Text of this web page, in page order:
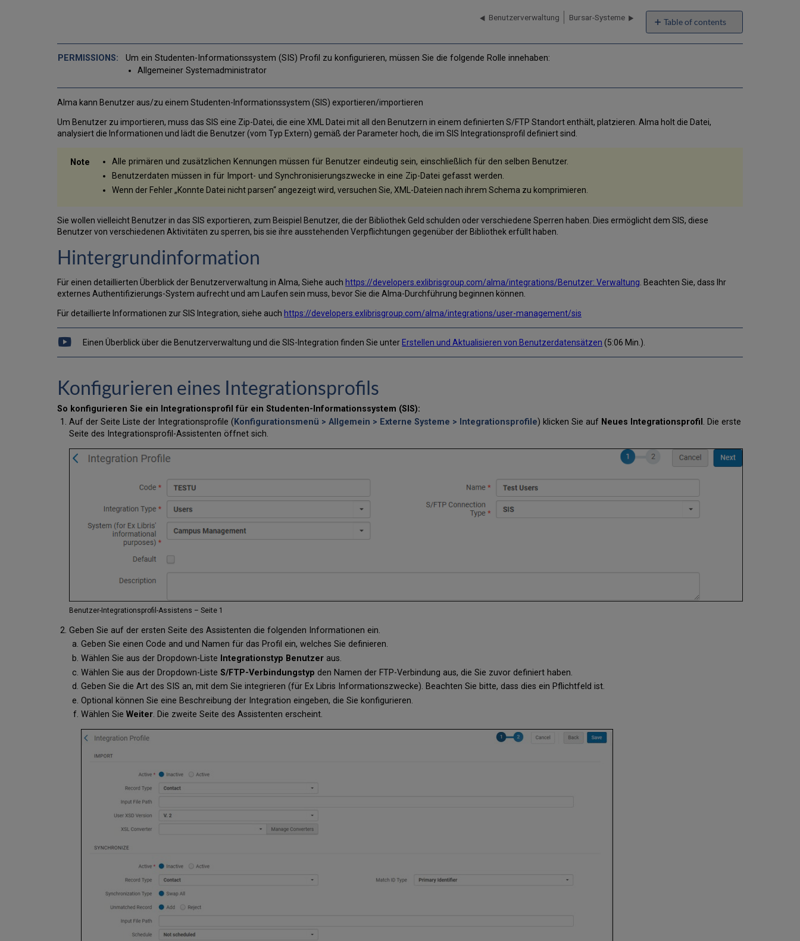
Table of contents
Um
Import/Export
Benutzerverwaltung Bursar-Systeme
Um ein Studenten-Informationssystem (SIS) Profil zu konfigurieren, müssen Sie die folgende Rolle innehaben:
Allgemeiner Systemadministrator
Alma kann Benutzer aus/zu einem Studenten-Informationssystem (SIS) exportieren/importieren
Um Benutzer zu importieren, muss das SIS eine Zip-Datei, die eine XML Datei mit all den Benutzern in einem definierten S/FTP Standort enthält, platzieren. Alma holt die Datei,
analysiert die Informationen und lädt die Benutzer (vom Typ Extern) gemäß der Parameter hoch, die im SIS Integrationsprofil definiert sind.
Alle primären und zusätzlichen Kennungen müssen für Benutzer eindeutig sein, einschließlich für den selben Benutzer.
Benutzerdaten müssen in für Import- und Synchronisierungszwecke in eine Zip-Datei gefasst werden.
Wenn der Fehler „Konnte Datei nicht parsen“ angezeigt wird, versuchen Sie, XML-Dateien nach ihrem Schema zu komprimieren.
Sie wollen vielleicht Benutzer in das SIS exportieren, zum Beispiel Benutzer, die der Bibliothek Geld schulden oder verschiedene Sperren haben. Dies ermöglicht dem SIS, diese
Benutzer von verschiedenen Aktivitäten zu sperren, bis sie ihre ausstehenden Verpflichtungen gegenüber der Bibliothek erfüllt haben.
Hintergrundinformation
Für einen detaillierten Überblick der Benutzerverwaltung in Alma, Siehe auch https://developers.exlibrisgroup.com/alma/integrations/Benutzer: Verwaltung . Beachten Sie, dass Ihr
externes Authentifizierungs-System aufrecht und am Laufen sein muss, bevor Sie die Alma-Durchführung beginnen können.
Für detaillierte Informationen zur SIS Integration, siehe auch https://developers.exlibrisgroup.com/alma/integrations/user-management/sis
Einen Überblick über die Benutzerverwaltung und die SIS-Integration finden Sie unter Erstellen und Aktualisieren von Benutzerdatensätzen (5:06 Min.).
Konfigurieren eines Integrationsprofils
So konfigurieren Sie ein Integrationsprofil für ein Studenten-Informationssystem (SIS):
Auf der Seite Liste der Integrationsprofile ( Konfigurationsmenü > Allgemein > Externe Systeme > Integrationsprofile) klicken Sie auf Neues Integrationsprofil . Die erste
Seite des Integrationsprofil-Assistenten öffnet sich.
Benutzer-Integrationsprofil-Assistens – Seite 1
Geben Sie auf der ersten Seite des Assistenten die folgenden Informationen ein.
Geben Sie einen Code and und Namen für das Profil ein, welches Sie definieren.
Wählen Sie aus der Dropdown-Liste Integrationstyp Benutzer aus.
Wählen Sie aus der Dropdown-ListeS/FTP-Verbindungstyp den Namen der FTP-Verbindung aus, die Sie zuvor definiert haben.
Geben Sie die Art des SIS an, mit dem Sie integrieren (für Ex Libris Informationszwecke). Beachten Sie bitte, dass dies ein Pflichtfeld ist.
Optional können Sie eine Beschreibung der Integration eingeben, die Sie konfigurieren.
Wählen SieWeiter. Die zweite Seite des Assistenten erscheint.